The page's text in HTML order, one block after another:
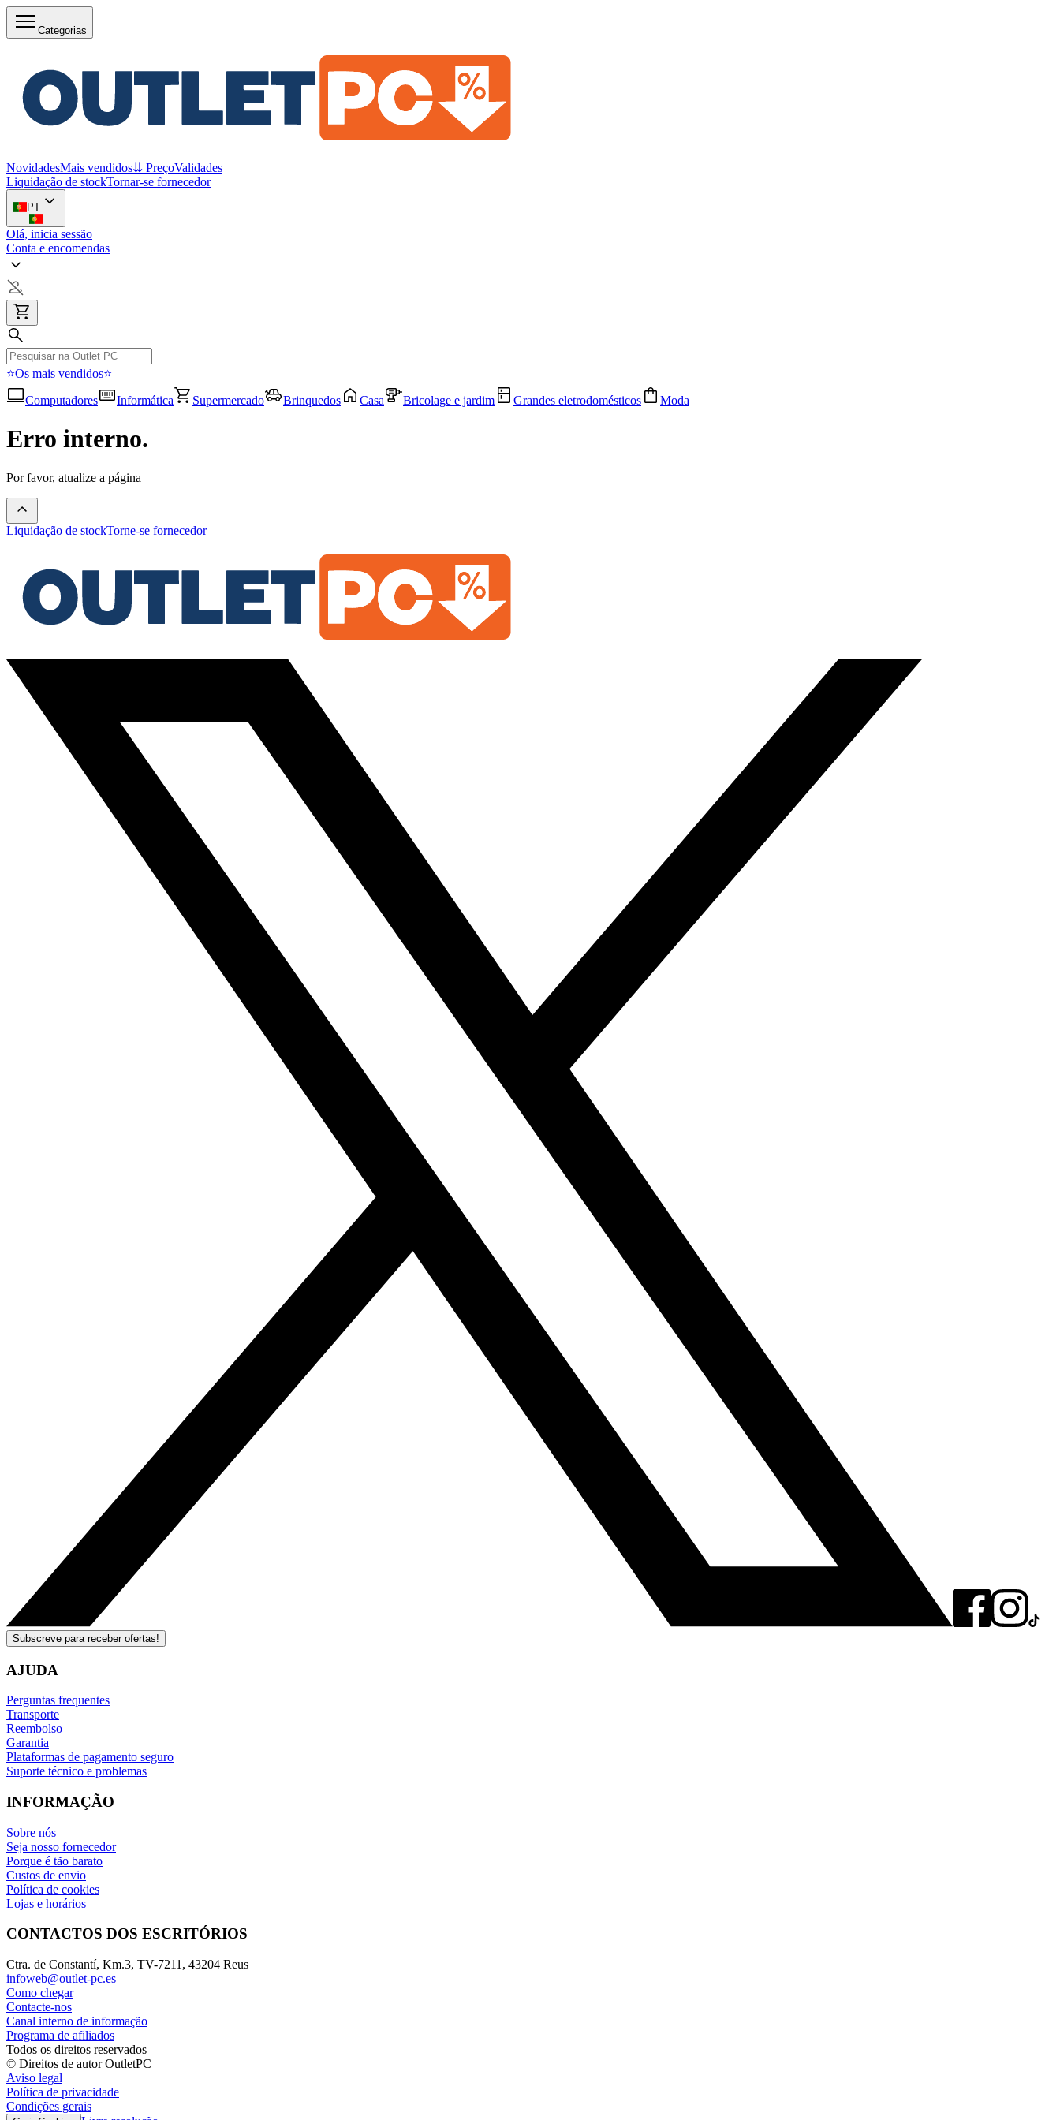
Categorias
NovidadesMais vendidos⇊ PreçoValidades
Liquidação de stockTornar-se fornecedor
PT
Olá, inicia sessão
Conta e encomendas
⭐Os mais vendidos⭐
Computadores
Informática Supermercado Brinquedos Casa Bricolage e jardim Grandes eletrodomésticos Moda
Erro interno.
Por favor, atualize a página
Liquidação de stockTorne-se fornecedor
Subscreve para receber ofertas!
AJUDA
Perguntas frequentes
Transporte
Reembolso
Garantia
Plataformas de pagamento seguro
Suporte técnico e problemas
INFORMAÇÃO
Sobre nós
Seja nosso fornecedor
Porque é tão barato
Custos de envio
Política de cookies
Lojas e horários
CONTACTOS DOS ESCRITÓRIOS
Ctra. de Constantí, Km.3, TV-7211, 43204 Reus
infoweb@outlet-pc.es
Como chegar
Contacte-nos
Canal interno de informação
Programa de afiliados
Todos os direitos reservados
© Direitos de autor OutletPC
Aviso legal
Política de privacidade
Condições gerais